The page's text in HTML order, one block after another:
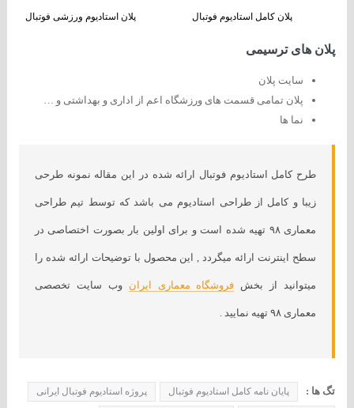
پلان استادیوم ورزشی فوتبال پلان کامل استادیوم فوتبال
پلان های ترسیمی
سایت پلان
پلان تمامی قسمت های ورزشگاه اعم از اداری و بهداشتی و …
نما ها
طرح کامل استادیوم فوتبال ارائه شده در این مقاله نمونه طرحی
زیبا و کامل از طراحی استادیوم می باشد که توسط تیم طراحی
معماری ۹۸ تهیه شده است و برای اولین بار بصورت اختصاصی در
سطح اینترنت ارائه میگردد , این محصول با توضیحات ارائه شده را
میتوانید از بخش فروشگاه معماری ایران وب سایت تخصصی
معماری ۹۸ تهیه نمایید .
تگ ها : پایان نامه کامل استادیوم فوتبال پروژه استادیوم فوتبال ایرانی